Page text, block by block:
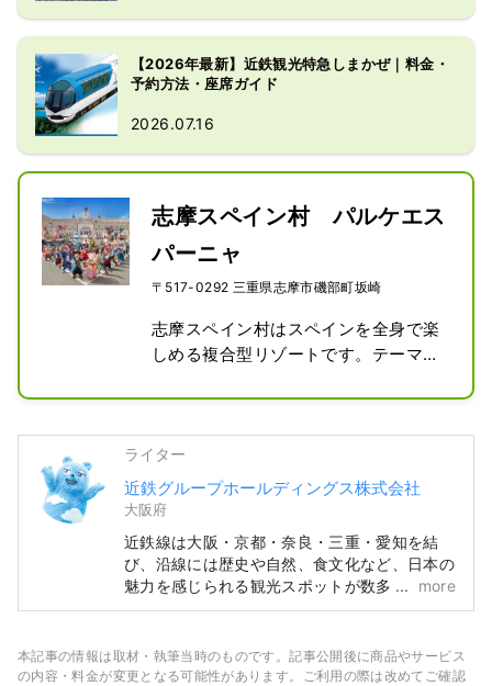
【2026年最新】近鉄観光特急しまかぜ｜料金・
予約方法・座席ガイド
2026.07.16
志摩スペイン村 パルケエス
パーニャ
〒517-0292 三重県志摩市磯部町坂崎
志摩スペイン村はスペインを全身で楽
しめる複合型リゾートです。テーマパ
設「ホテル志摩スペイン村」、温泉施
設「ひまわりの湯」で構成されていま
す。
スペイン語で「パルケ」は公園、「エ
スパーニャ」はスペインの意味で、そ
の名の通りスペインをイメージしたリ
ゾートで建物や街並みの雰囲気はスペ
インそのものです。
ライター
近鉄グループホールディングス株式会社
大阪府
近鉄線は大阪・京都・奈良・三重・愛知を結
び、沿線には歴史や自然、食文化など、日本の
魅力を感じられる観光スポットが数多く点在し
ています。 沿線の観光スポットをはじめ、お
便利な情報まで、近鉄沿線の旅に役立つ情報を
お届けします。 カバー写真は三重県の英虞
more
本記事の情報は取材・執筆当時のものです。記事公開後に商品やサービス
の内容・料金が変更となる可能性があります。ご利用の際は改めてご確認